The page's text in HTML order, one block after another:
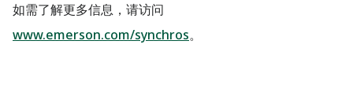
如需了解更多信息，请访问
www.emerson.com/synchros。